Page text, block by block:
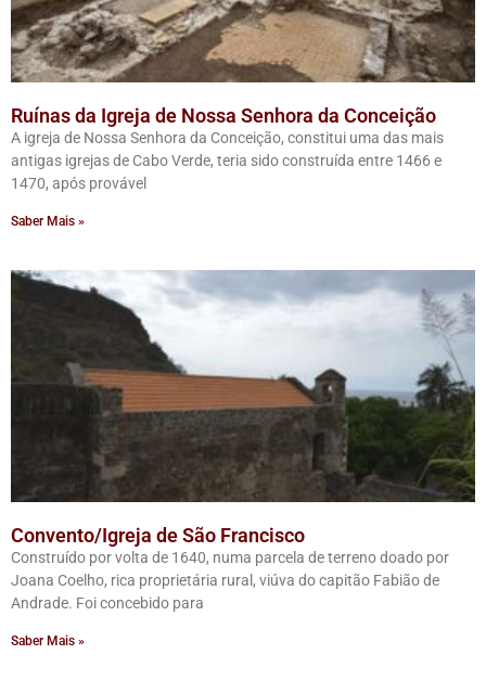
Ruínas da Igreja de Nossa Senhora da Conceição
A igreja de Nossa Senhora da Conceição, constitui uma das mais
antigas igrejas de Cabo Verde, teria sido construída entre 1466 e
1470, após provável
Saber Mais »
Convento/Igreja de São Francisco
Construído por volta de 1640, numa parcela de terreno doado por
Joana Coelho, rica proprietária rural, viúva do capitão Fabião de
Andrade. Foi concebido para
Saber Mais »